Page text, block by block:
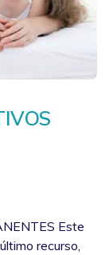
Este
recurso,